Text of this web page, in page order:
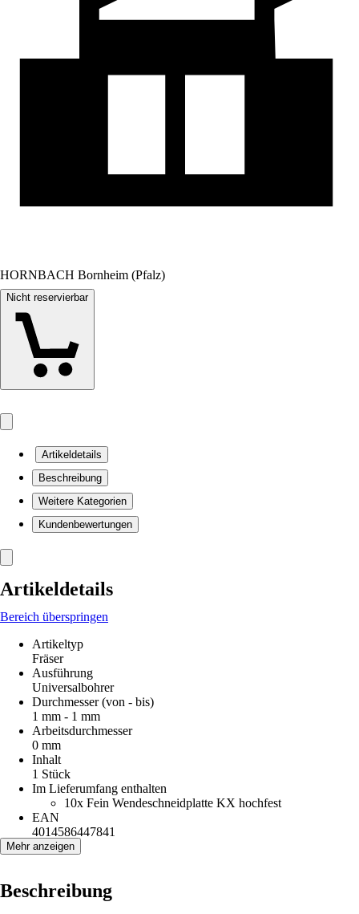
HORNBACH Bornheim (Pfalz)
Nicht reservierbar
Artikeldetails
Beschreibung
Weitere Kategorien
Kundenbewertungen
Artikeldetails
Bereich überspringen
Artikeltyp
Fräser
Ausführung
Universalbohrer
Durchmesser (von - bis)
1 mm - 1 mm
Arbeitsdurchmesser
0 mm
Inhalt
1 Stück
Im Lieferumfang enthalten
10x Fein Wendeschneidplatte KX hochfest
EAN
4014586447841
Mehr anzeigen
Beschreibung